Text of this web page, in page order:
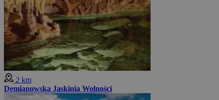
2 km
Demianowska Jaskinia Wolności